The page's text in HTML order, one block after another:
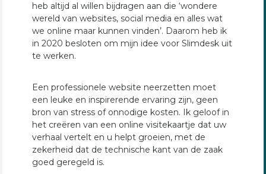
heb altijd al willen bijdragen aan die ‘wondere
wereld van websites, social media en alles wat
we online maar kunnen vinden’. Daarom heb ik
in 2020 besloten om mijn idee voor Slimdesk uit
te werken.
Een professionele website neerzetten moet
een leuke en inspirerende ervaring zijn, geen
bron van stress of onnodige kosten. Ik geloof in
het creëren van een online visitekaartje dat uw
verhaal vertelt en u helpt groeien, met de
zekerheid dat de technische kant van de zaak
goed geregeld is.